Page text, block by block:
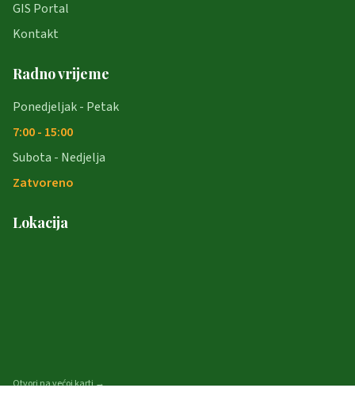
GIS Portal
Kontakt
Radno vrijeme
Ponedjeljak - Petak
7:00 - 15:00
Subota - Nedjelja
Zatvoreno
Lokacija
Otvori na većoj karti →